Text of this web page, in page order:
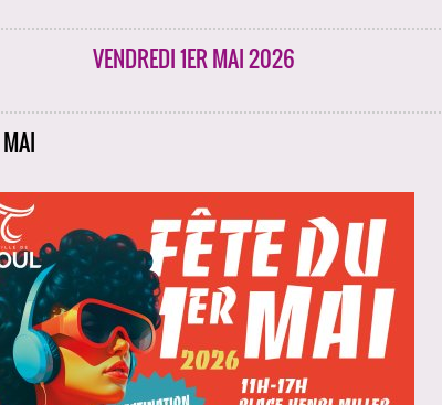
VENDREDI 1ER MAI 2026
MAI